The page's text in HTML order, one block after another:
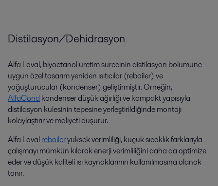
Distilasyon/Dehidrasyon
Alfa Laval, biyoetanol üretim sürecinin distilasyon bölümüne
uygun özel tasarım yeniden ısıtıcılar (reboiler) ve
yoğuşturucular (kondenser) geliştirmiştir. Örneğin,
AlfaCond kondenser düşük ağırlığı ve kompakt yapısıyla
distilasyon kulesinin tepesine yerleştirildiğinde montajı
kolaylaştırır ve maliyeti düşürür.
Alfa Lavalreboileryüksek verimliliği, küçük sıcaklık farklarıyla
çalışmayı mümkün kılarak enerji verimliliğini daha da optimize
eder ve düşük kaliteli ısı kaynaklarının kullanılmasına olanak
tanır.